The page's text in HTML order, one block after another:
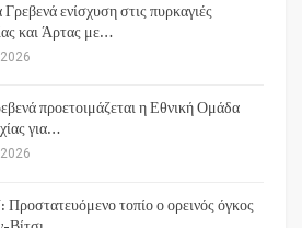
ενίσχυση στις πυρκαγιές
και Άρτας με…
προετοιμάζεται η Εθνική Ομάδα
για…
τοπίο ο ορεινός όγκος